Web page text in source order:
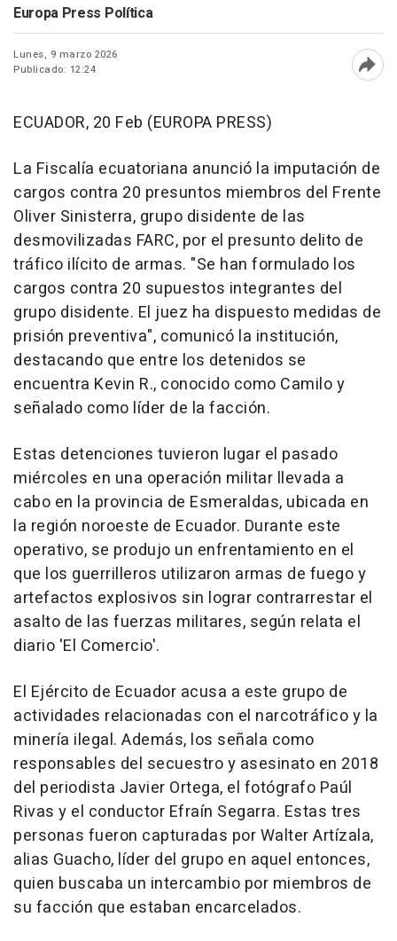
Europa Press Política
Lunes, 9 marzo 2026
Publicado: 12:24
ECUADOR, 20 Feb (EUROPA PRESS)
La Fiscalía ecuatoriana anunció la imputación de
cargos contra 20 presuntos miembros del Frente
Oliver Sinisterra, grupo disidente de las
desmovilizadas FARC, por el presunto delito de
tráfico ilícito de armas. "Se han formulado los
cargos contra 20 supuestos integrantes del
grupo disidente. El juez ha dispuesto medidas de
prisión preventiva", comunicó la institución,
destacando que entre los detenidos se
encuentra Kevin R., conocido como Camilo y
señalado como líder de la facción.
Estas detenciones tuvieron lugar el pasado
miércoles en una operación militar llevada a
cabo en la provincia de Esmeraldas, ubicada en
la región noroeste de Ecuador. Durante este
operativo, se produjo un enfrentamiento en el
que los guerrilleros utilizaron armas de fuego y
artefactos explosivos sin lograr contrarrestar el
asalto de las fuerzas militares, según relata el
diario 'El Comercio'.
El Ejército de Ecuador acusa a este grupo de
actividades relacionadas con el narcotráfico y la
minería ilegal. Además, los señala como
responsables del secuestro y asesinato en 2018
del periodista Javier Ortega, el fotógrafo Paúl
Rivas y el conductor Efraín Segarra. Estas tres
personas fueron capturadas por Walter Artízala,
alias Guacho, líder del grupo en aquel entonces,
quien buscaba un intercambio por miembros de
su facción que estaban encarcelados.